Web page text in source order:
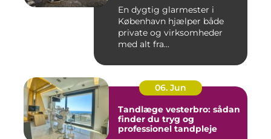
En dygtig glarmester i
København hjælper både
private og virksomheder
med alt fra...
06. Jun
Tandlæge vesterbro: sådan
finder du tryg og
professionel tandpleje